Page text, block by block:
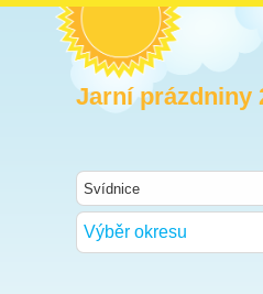
Jarní prázdniny
Výběr okresu